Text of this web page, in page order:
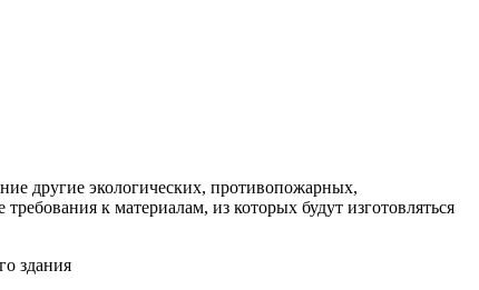
другие экологических, противопожарных,
к материалам, из которых будут изготовляться
здания